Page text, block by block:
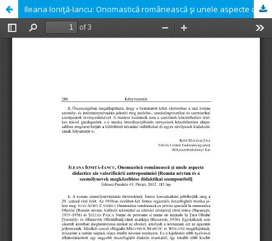
Ileana Ioniţă-Iancu: Onomastică românească şi unele aspecte didactice ale valorificării antroponimiei